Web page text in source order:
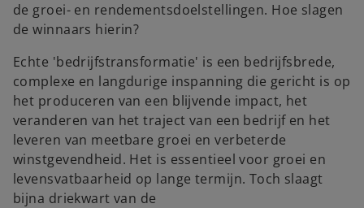
de groei- en rendementsdoelstellingen. Hoe slagen
de winnaars hierin?
Echte 'bedrijfstransformatie' is een bedrijfsbrede,
complexe en langdurige inspanning die gericht is op
het produceren van een blijvende impact, het
veranderen van het traject van een bedrijf en het
leveren van meetbare groei en verbeterde
winstgevendheid. Het is essentieel voor groei en
levensvatbaarheid op lange termijn. Toch slaagt
bijna driekwart van de